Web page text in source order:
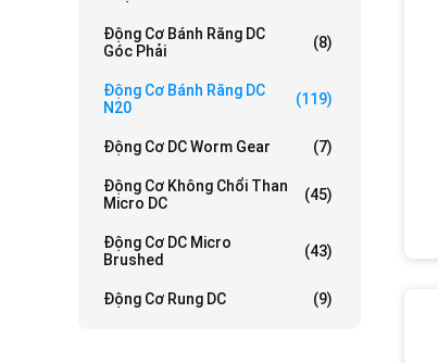
Động Cơ Bánh Răng DC
Góc Phải
(8)
Động Cơ Bánh Răng DC
N20
(119)
Động Cơ DC Worm Gear (7)
Động Cơ Không Chổi Than
Micro DC
(45)
Động Cơ DC Micro
Brushed
(43)
Động Cơ Rung DC (9)